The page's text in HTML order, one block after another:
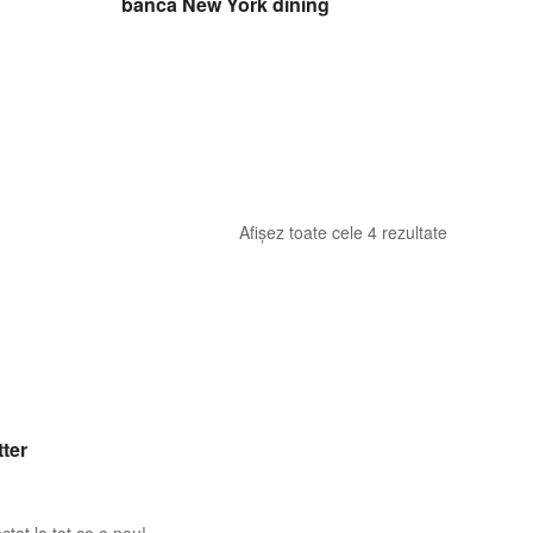
Afișez toate cele 4 rezultate